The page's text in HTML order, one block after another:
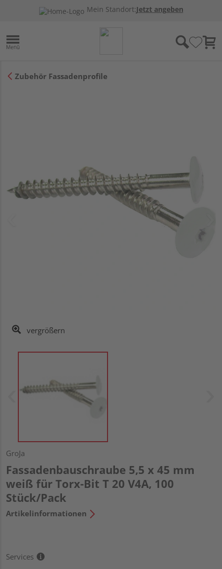
Mein Standort:Jetzt angeben
Zubehör Fassadenprofile
vergrößern
GroJa
Fassadenbauschraube 5,5 x 45 mm
weiß für Torx-Bit T 20 V4A, 100
Stück/Pack
Artikelinformationen
Services